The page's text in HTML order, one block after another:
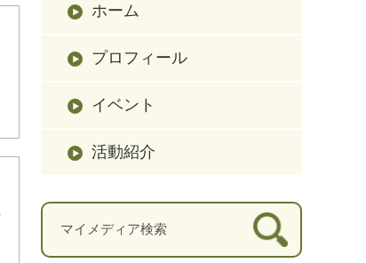
ホーム
プロフィール
イベント
活動紹介